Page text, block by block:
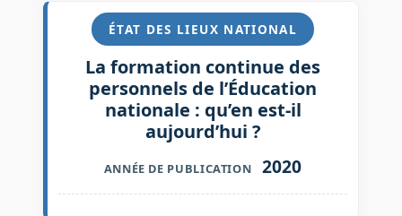
ÉTAT DES LIEUX NATIONAL
La formation continue des
personnels de l’Éducation
nationale : qu’en est-il
aujourd’hui ?
ANNÉE DE PUBLICATION 2020